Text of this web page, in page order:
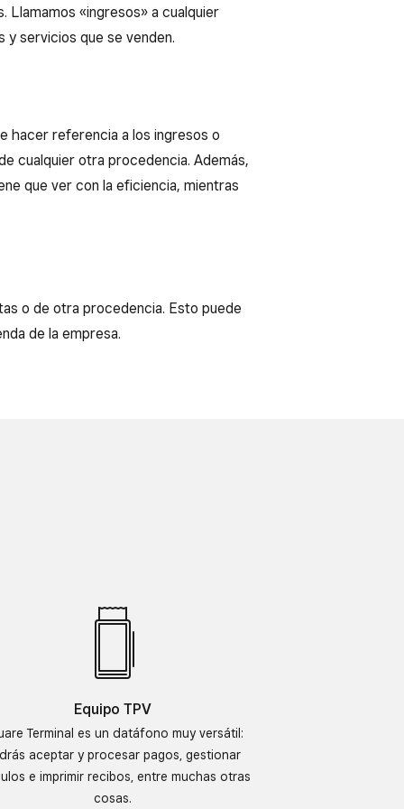
«ingresos» a cualquier
y servicios que se venden.
hacer referencia a los ingresos o
cualquier otra procedencia. Además,
que ver con la eficiencia, mientras
o de otra procedencia. Esto puede
de la empresa.
Equipo TPV
Terminal es un datáfono muy versátil:
aceptar y procesar pagos, gestionar
e imprimir recibos, entre muchas otras
cosas.